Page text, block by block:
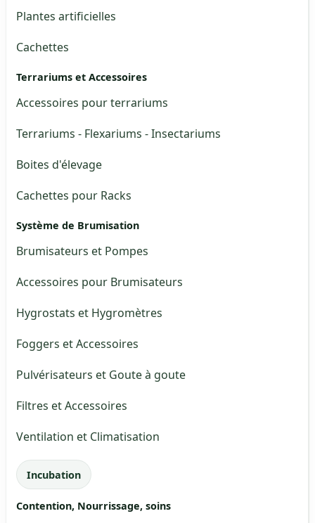
Plantes artificielles
Cachettes
Terrariums et Accessoires
Accessoires pour terrariums
Terrariums - Flexariums - Insectariums
Boites d'élevage
Cachettes pour Racks
Système de Brumisation
Brumisateurs et Pompes
Accessoires pour Brumisateurs
Hygrostats et Hygromètres
Foggers et Accessoires
Pulvérisateurs et Goute à goute
Filtres et Accessoires
Ventilation et Climatisation
Incubation
Contention, Nourrissage, soins